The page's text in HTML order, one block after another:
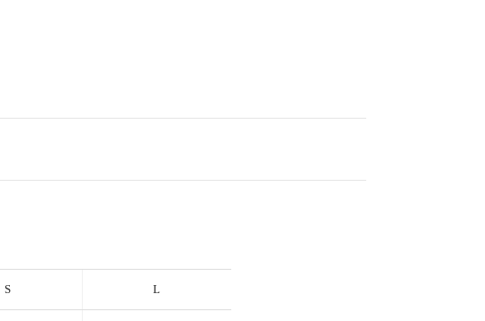
S L